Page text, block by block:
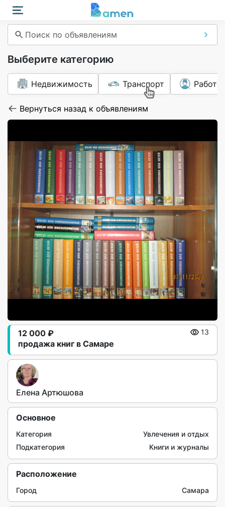
Поиск по объявлениям
Выберите категорию
Недвижимость Транспорт Работа
Вернуться назад к объявлениям
продажа книг в Самаре
12 000 ₽ 13
Елена Артюшова
Основное
Категория
Увлечения и отдых
Подкатегория
Книги и журналы
Расположение
Город Самара